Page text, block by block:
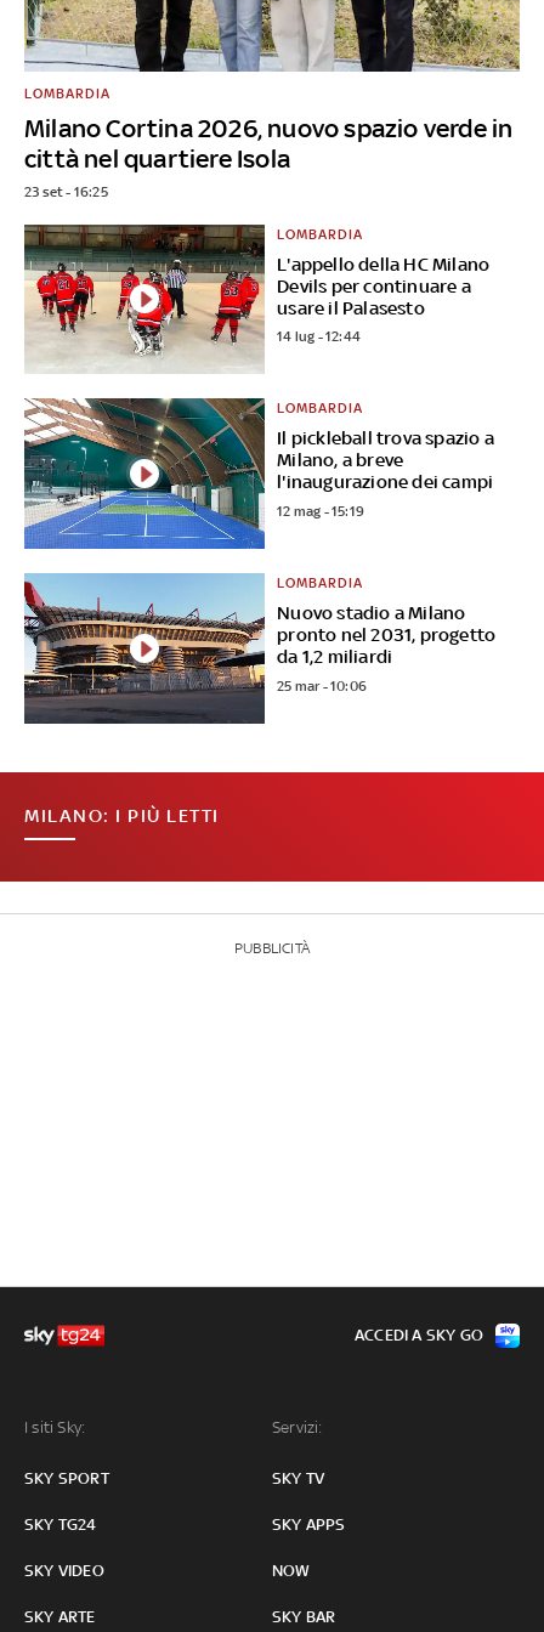
Milano Cortina 2026, nuovo spazio verde in
città nel quartiere Isola
LOMBARDIA
23 set - 16:25
L'appello della HC Milano
Devils per continuare a
usare il Palasesto
LOMBARDIA
14 lug - 12:44
Il pickleball trova spazio a
Milano, a breve
l'inaugurazione dei campi
LOMBARDIA
12 mag - 15:19
Nuovo stadio a Milano
pronto nel 2031, progetto
da 1,2 miliardi
LOMBARDIA
25 mar - 10:06
MILANO: I PIÙ LETTI
PUBBLICITÀ
I siti Sky:
SKY SPORT
SKY TG24
SKY VIDEO
SKY ARTE
Servizi:
SKY TV
SKY APPS
NOW
SKY BAR
ACCEDI A SKY GO